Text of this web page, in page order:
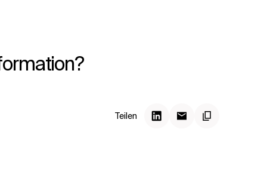
Teilen